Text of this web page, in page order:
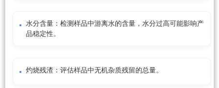
水分含量：检测样品中游离水的含量，水分过高可能影响产
品稳定性。
灼烧残渣：评估样品中无机杂质残留的总量。